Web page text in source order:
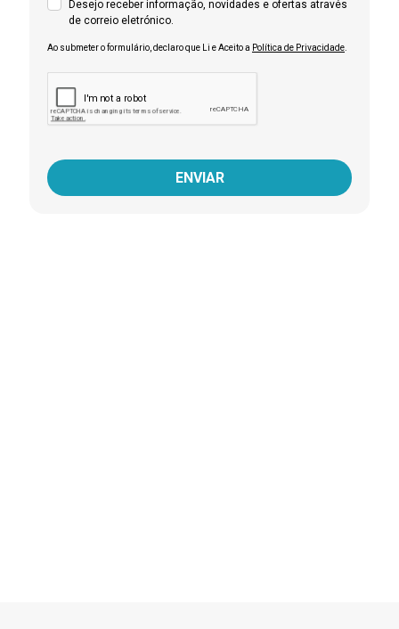
Desejo receber informação, novidades e ofertas através
de correio eletrónico.
Ao submeter o formulário, declaro que Li e Aceito a Política de Privacidade
ENVIAR